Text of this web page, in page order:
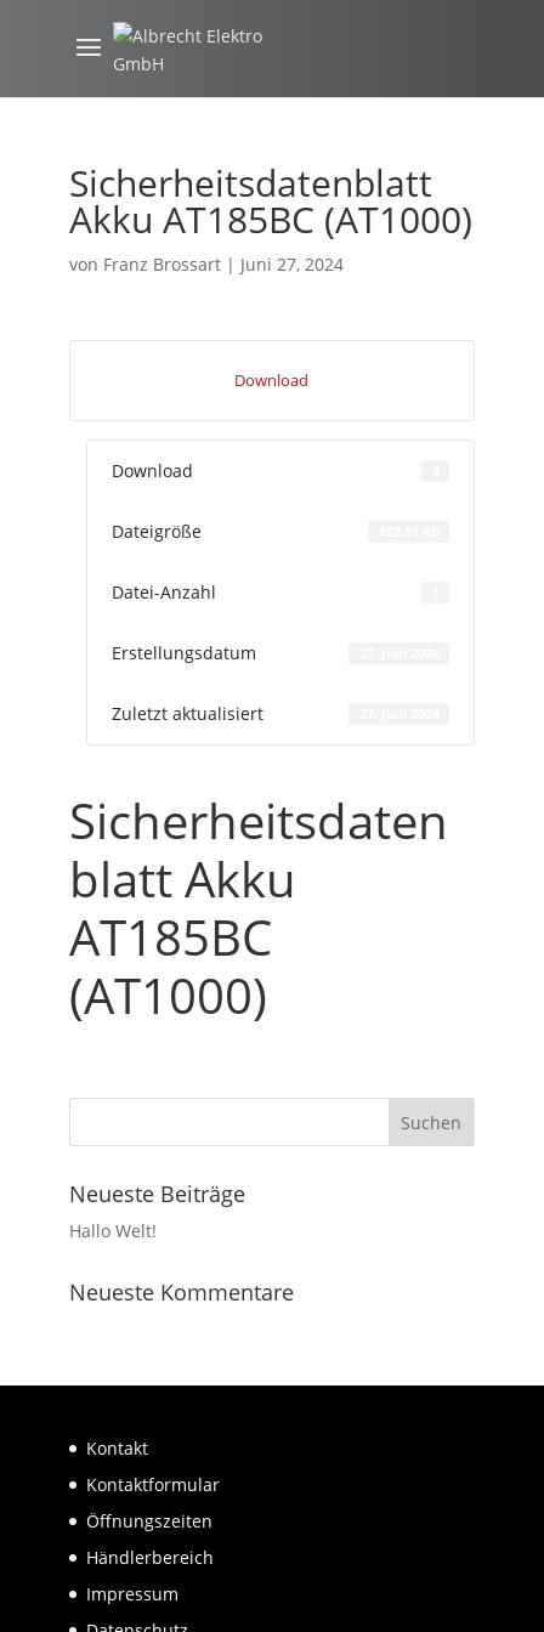
Sicherheitsdatenblatt
Akku AT185BC (AT1000)
von Franz Brossart| Juni 27, 2024
Download
Download
Dateigröße
Datei-Anzahl
Erstellungsdatum
Zuletzt aktualisiert
Sicherheitsdaten
blatt Akku
AT185BC
(AT1000)
Neueste Beiträge
Hallo Welt!
Neueste Kommentare
Kontakt
Kontaktformular
Öffnungszeiten
Händlerbereich
Impressum